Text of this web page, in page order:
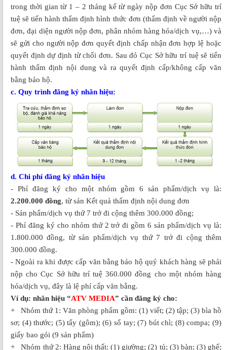
trong thời gian từ 1 – 2 tháng kể từ ngày nộp đơn Cục Sở hữu trí
tuệ sẽ tiến hành thẩm định hình thức đơn (thẩm định về người nộp
đơn, đại diện người nộp đơn, phân nhóm hàng hóa/dịch vụ,…) và
sẽ gửi cho người nộp đơn quyết định chấp nhận đơn hợp lệ hoặc
quyết định dự định từ chối đơn. Sau đó Cục Sở hữu trí tuệ sẽ tiến
hành thẩm định nội dung và ra quyết định cấp/không cấp văn
bằng bảo hộ.
c. Quy trình đăng ký nhãn hiệu:
d. Chi phí đăng ký nhãn hiệu
- Phí đăng ký cho một nhóm gồm 6 sản phẩm/dịch vụ là:
2.200.000 đồng, từ sản Kết quả thẩm định nội dung đơn
- Sản phẩm/dịch vụ thứ 7 trở đi cộng thêm 300.000 đồng;
- Phí đăng ký cho nhóm thứ 2 trở đi gồm 6 sản phẩm/dịch vụ là:
1.800.000 đồng, từ sản phẩm/dịch vụ thứ 7 trở đi cộng thêm
300.000 đồng.
- Ngoài ra khi được cấp văn bằng bảo hộ quý khách hàng sẽ phải
nộp cho Cục Sở hữu trí tuệ 360.000 đồng cho một nhóm hàng
hóa/dịch vụ, đây là lệ phí cấp văn bằng.
Ví dụ: nhãn hiệu “ATV MEDIA” cần đăng ký cho:
+ Nhóm thứ 1: Văn phòng phẩm gồm: (1) viết; (2) tập; (3) bìa hồ
sơ; (4) thước; (5) tẩy (gôm); (6) sổ tay; (7) bút chì; (8) compa; (9)
giấy bao gói (9 sản phẩm)
+ Nhóm thứ 2: Hàng nội thất: (1) giường; (2) tủ; (3) bàn; (3) ghế;